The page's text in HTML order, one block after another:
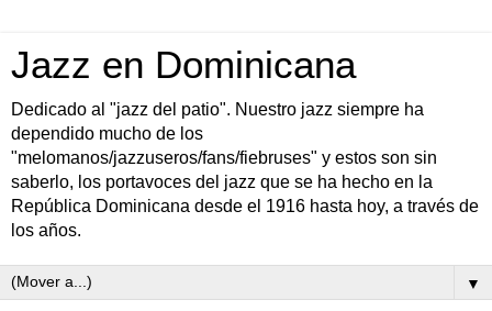
Jazz en Dominicana
Dedicado al "jazz del patio". Nuestro jazz siempre ha
dependido mucho de los
"melomanos/jazzuseros/fans/fiebruses" y estos son sin
saberlo, los portavoces del jazz que se ha hecho en la
República Dominicana desde el 1916 hasta hoy, a través de
los años.
▼